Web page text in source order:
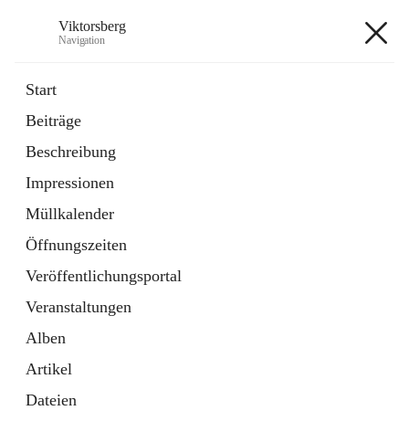
Viktorsberg
Navigation
Start
Beiträge
Beschreibung
Impressionen
Müllkalender
Öffnungszeiten
Veröffentlichungsportal
Veranstaltungen
Alben
Artikel
Dateien
1 Schnellzugriff
Bürgerservice
10 Schnellzugriffe